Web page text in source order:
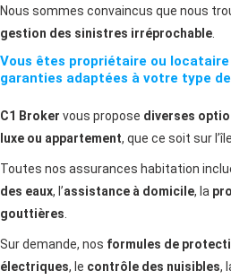
Nous sommes convaincus que nous
gestion des sinistres irréprochable
Vous êtes propriétaire ou locataire
garanties adaptées à votre type
C1 Broker vous propose diverses
luxe ou appartement, que ce soit sur
Toutes nos assurances habitation
des eaux, l’assistance à domicile, la
gouttières
Sur demande, nos formules de
électriques, le contrôle des nuisibles,